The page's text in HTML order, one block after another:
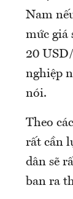
Nam
mức giá
20
nghiệp
nói.
Theo
rất cần
dân sẽ
ban ra